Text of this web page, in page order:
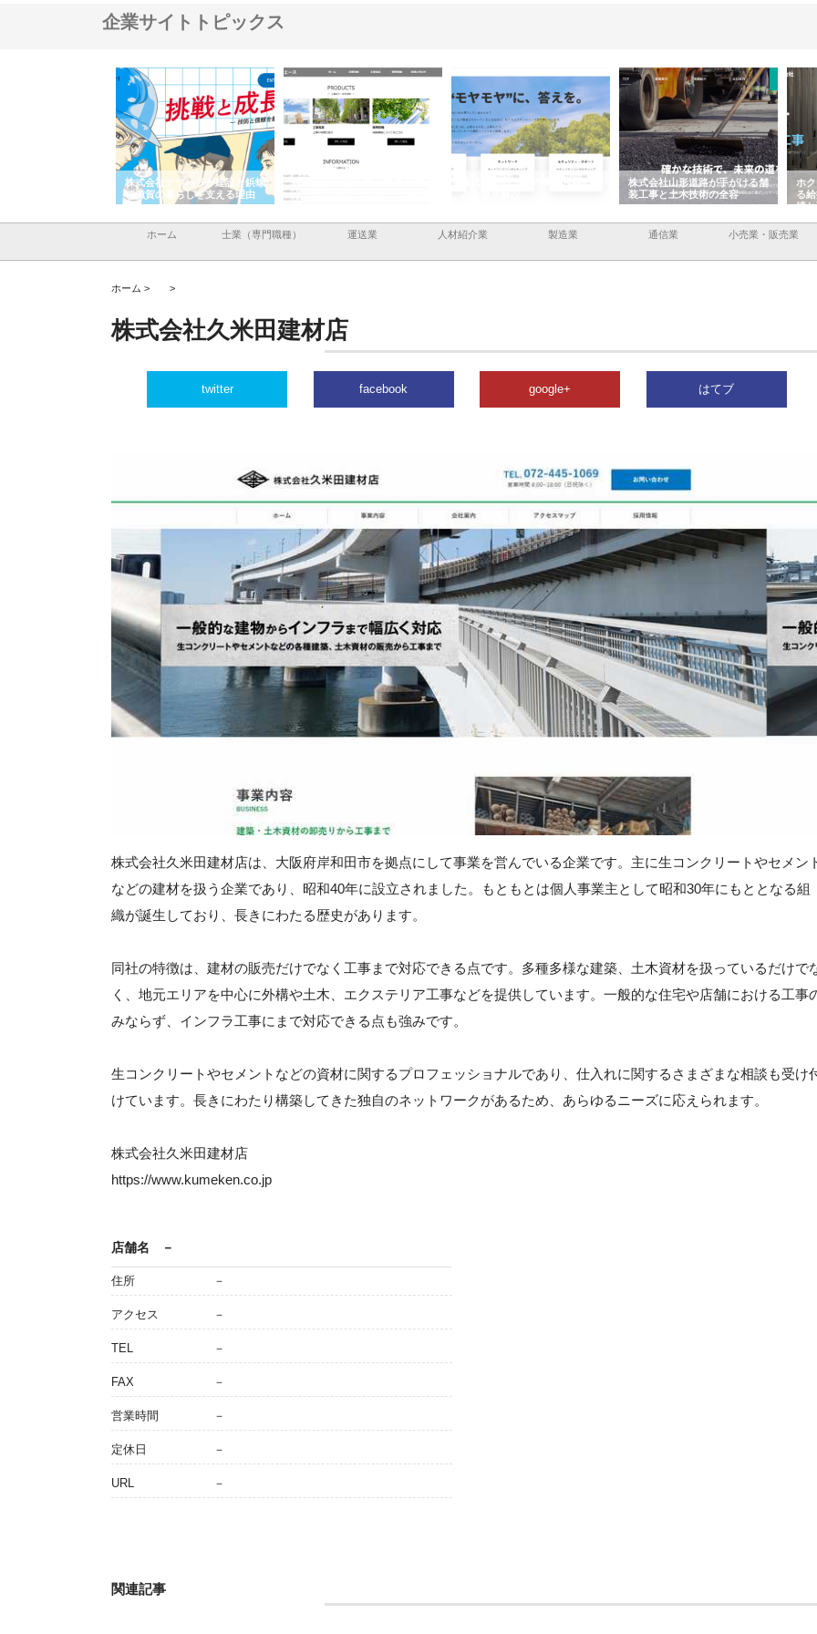
企業サイトトピックス
株式会社ナツハラが建設と鋲螺
で滋賀の暮らしを支える理由
イトが提供する充実した情報内
株式会社ＣＳＡの事業内容と強
株式会社山形道路が手がける舗
装工事と土木技術の全容
ホ
る
績
ホーム 士業（専門職種） 運送業 人材紹介業 製造業 通信業 小売業・販売業
ホーム > >
株式会社久米田建材店
twitter facebook google+ はてブ
株式会社久米田建材店は、大阪府岸和田市を拠点にして事業を営んでいる企業です。主に生コンクリートやセメン
などの建材を扱う企業であり、昭和40年に設立されました。もともとは個人事業主として昭和30年にもととなる組
織が誕生しており、長きにわたる歴史があります。
同社の特徴は、建材の販売だけでなく工事まで対応できる点です。多種多様な建築、土木資材を扱っているだけで
く、地元エリアを中心に外構や土木、エクステリア工事などを提供しています。一般的な住宅や店舗における工事
みならず、インフラ工事にまで対応できる点も強みです。
生コンクリートやセメントなどの資材に関するプロフェッショナルであり、仕入れに関するさまざまな相談も受け
けています。長きにわたり構築してきた独自のネットワークがあるため、あらゆるニーズに応えられます。
株式会社久米田建材店
https://www.kumeken.co.jp
店舗名 －
住所 －
アクセス －
TEL －
FAX －
営業時間 －
定休日 －
URL －
関連記事